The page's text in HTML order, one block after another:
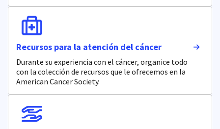
Recursos para la atención del cáncer
Durante su experiencia con el cáncer, organice todo
con la colección de recursos que le ofrecemos en la
American Cancer Society.